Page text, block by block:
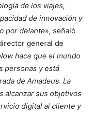
de los viajes,
de innovación y
por delante», señaló
general de
hace que el mundo
personas y está
de Amadeus. La
alcanzar sus objetivos
digital al cliente y